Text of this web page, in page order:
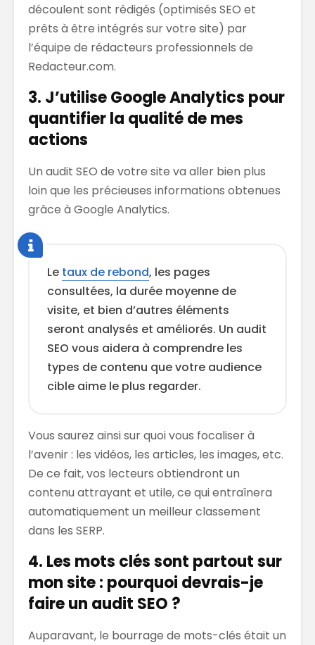
découlent sont rédigés (optimisés SEO et
prêts à être intégrés sur votre site) par
l’équipe de rédacteurs professionnels de
Redacteur.com.
3. J’utilise Google Analytics pour
quantifier la qualité de mes
actions
Un audit SEO de votre site va aller bien plus
loin que les précieuses informations obtenues
grâce à Google Analytics.
Le taux de rebond, les pages
consultées, la durée moyenne de
visite, et bien d’autres éléments
seront analysés et améliorés. Un audit
SEO vous aidera à comprendre les
types de contenu que votre audience
cible aime le plus regarder.
Vous saurez ainsi sur quoi vous focaliser à
l’avenir : les vidéos, les articles, les images, etc.
De ce fait, vos lecteurs obtiendront un
contenu attrayant et utile, ce qui entraînera
automatiquement un meilleur classement
dans les SERP.
4. Les mots clés sont partout sur
mon site : pourquoi devrais-je
faire un audit SEO ?
Auparavant, le bourrage de mots-clés était un